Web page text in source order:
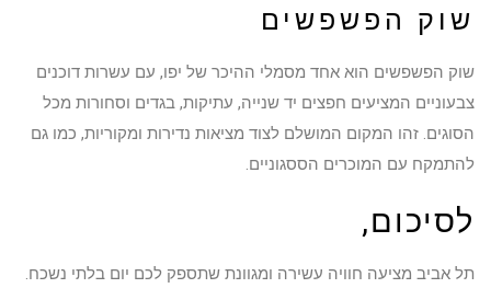
שוק הפשפשים
שוק הפשפשים הוא אחד מסמלי ההיכר של יפו, עם עשרות דוכנים
צבעוניים המציעים חפצים יד שנייה, עתיקות, בגדים וסחורות מכל
הסוגים. זהו המקום המושלם לצוד מציאות נדירות ומקוריות, כמו גם
להתמקח עם המוכרים הססגוניים.
לסיכום,
תל אביב מציעה חוויה עשירה ומגוונת שתספק לכם יום בלתי נשכח.